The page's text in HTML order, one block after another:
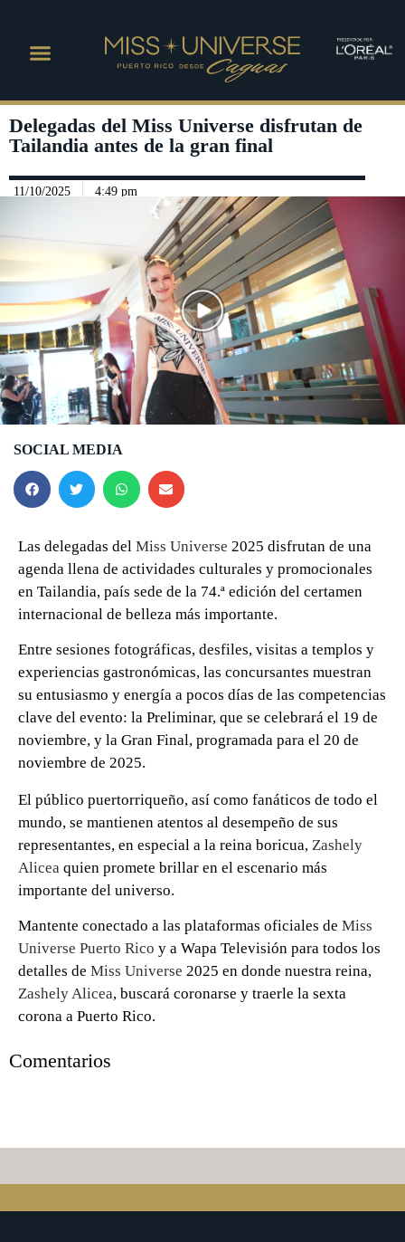
Delegadas del Miss Universe disfrutan de
Tailandia antes de la gran final
11/10/2025 4:49 pm
Play Video
SOCIAL MEDIA
Las delegadas del Miss Universe 2025 disfrutan de una
agenda llena de actividades culturales y promocionales
en Tailandia, país sede de la 74.ª edición del certamen
internacional de belleza más importante.
Entre sesiones fotográficas, desfiles, visitas a templos y
experiencias gastronómicas, las concursantes muestran
su entusiasmo y energía a pocos días de las competencias
clave del evento: la Preliminar, que se celebrará el 19 de
noviembre, y la Gran Final, programada para el 20 de
noviembre de 2025.
El público puertorriqueño, así como fanáticos de todo el
mundo, se mantienen atentos al desempeño de sus
representantes, en especial a la reina boricua, Zashely
Alicea quien promete brillar en el escenario más
importante del universo.
Mantente conectado a las plataformas oficiales de Miss
Universe Puerto Rico y a Wapa Televisión para todos los
detalles de Miss Universe 2025 en donde nuestra reina,
Zashely Alicea, buscará coronarse y traerle la sexta
corona a Puerto Rico.
Comentarios